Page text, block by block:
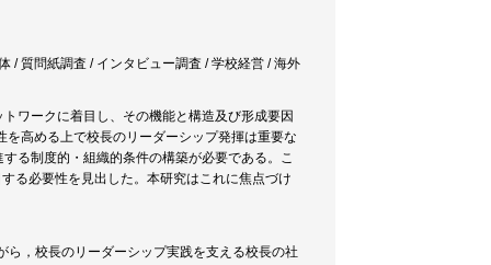
/ 質問紙調査 / インタビュー調査 / 学校経営 / 海外
ワークに着目し、その機能と構造及び形成要因
高める上で校長のリーダーシップ発揮は重要な
る制度的・組織的条件の構築が必要である。こ
る必要性を見出した。本研究はこれに焦点づけ
，校長のリーダーシップ実践を支える校長の社